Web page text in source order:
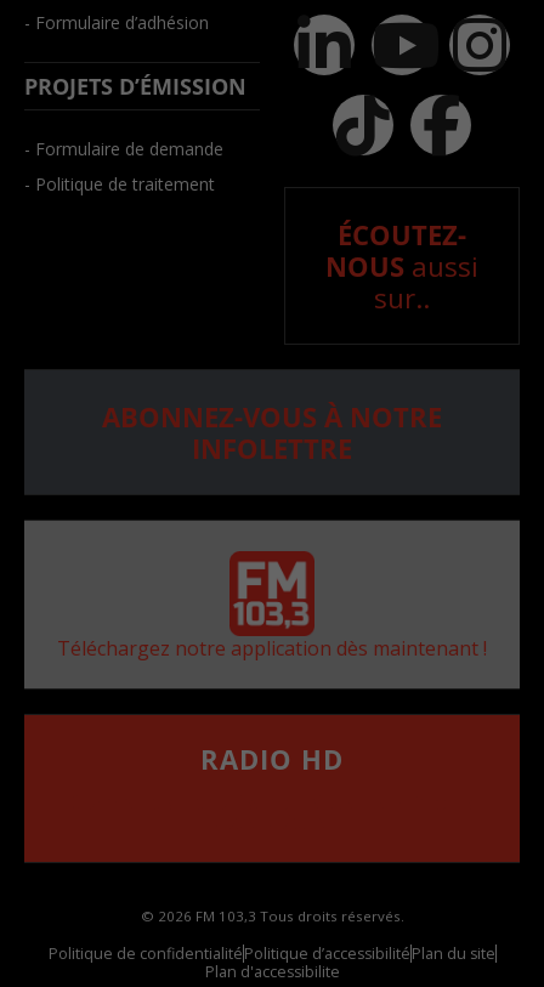
- Formulaire d’adhésion
PROJETS D’ÉMISSION
- Formulaire de demande
- Politique de traitement
ÉCOUTEZ-
NOUS aussi
sur..
ABONNEZ-VOUS À NOTRE
INFOLETTRE
Téléchargez notre application dès maintenant !
RADIO HD
© 2026 FM 103,3 Tous droits réservés.
Politique de confidentialitéPolitique d’accessibilitéPlan du site
Plan d'accessibilite